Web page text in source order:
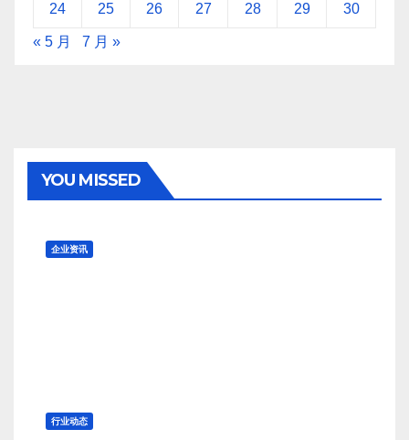
24 25 26 27 28 29 30
« 5 月 7 月 »
YOU MISSED
企业资讯
行业动态